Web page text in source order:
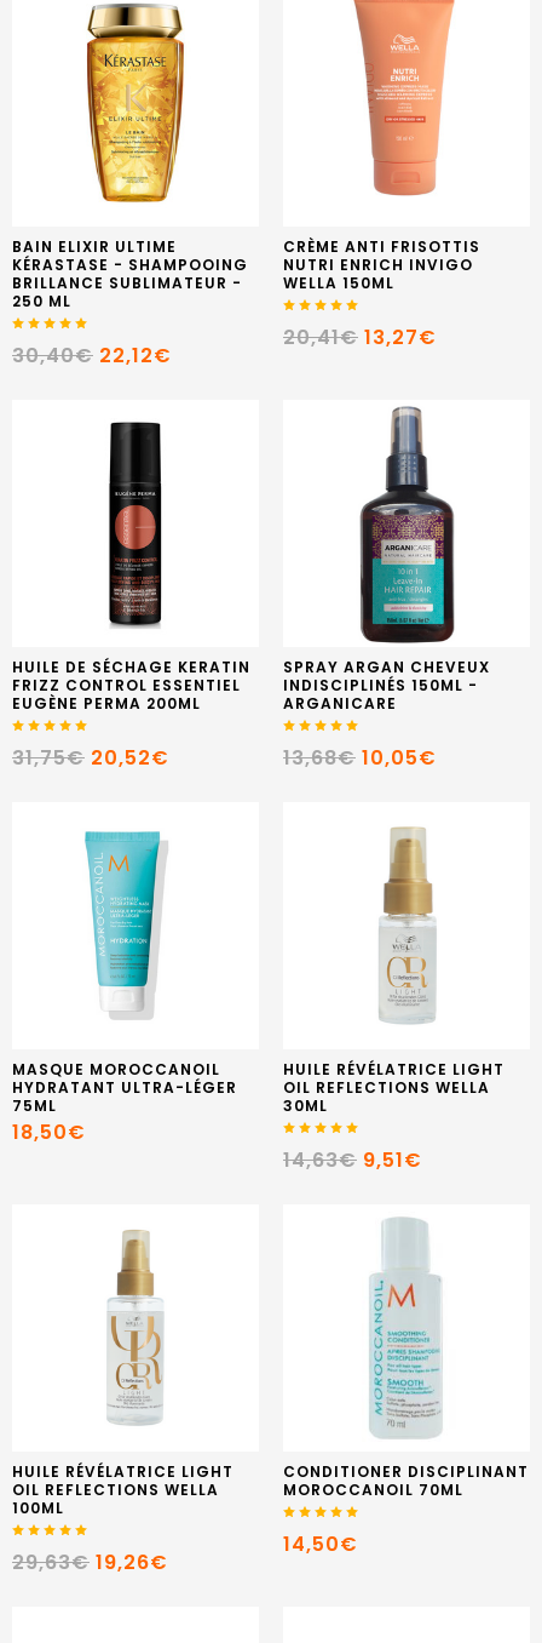
BAIN ELIXIR ULTIME
KÉRASTASE - SHAMPOOING
BRILLANCE SUBLIMATEUR -
250 ML
30,40€ 22,12€
CRÈME ANTI FRISOTTIS
NUTRI ENRICH INVIGO
WELLA 150ML
20,41€ 13,27€
HUILE DE SÉCHAGE KERATIN
FRIZZ CONTROL ESSENTIEL
EUGÈNE PERMA 200ML
31,75€ 20,52€
SPRAY ARGAN CHEVEUX
INDISCIPLINÉS 150ML -
ARGANICARE
13,68€ 10,05€
MASQUE MOROCCANOIL
HYDRATANT ULTRA-LÉGER
75ML
18,50€
HUILE RÉVÉLATRICE LIGHT
OIL REFLECTIONS WELLA
30ML
14,63€ 9,51€
HUILE RÉVÉLATRICE LIGHT
OIL REFLECTIONS WELLA
100ML
29,63€ 19,26€
CONDITIONER DISCIPLINANT
MOROCCANOIL 70ML
14,50€